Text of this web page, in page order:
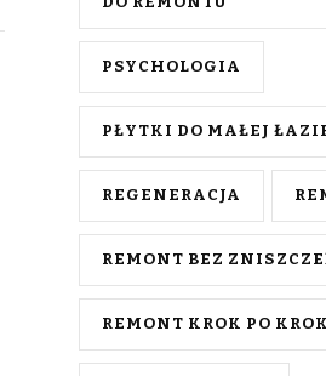
PSYCHOLOGIA
PŁYTKI DO MAŁEJ
REGENERACJA
REMONT BEZ
REMONT KROK PO